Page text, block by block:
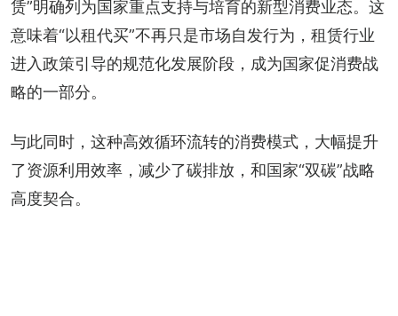
赁”明确列为国家重点支持与培育的新型消费业态。这
意味着“以租代买”不再只是市场自发行为，租赁行业
进入政策引导的规范化发展阶段，成为国家促消费战
略的一部分。
与此同时，这种高效循环流转的消费模式，大幅提升
了资源利用效率，减少了碳排放，和国家“双碳”战略
高度契合。